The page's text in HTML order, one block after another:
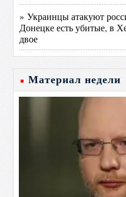
» Украинцы атакуют
Донецке есть убитые, в
двое
Материал недели